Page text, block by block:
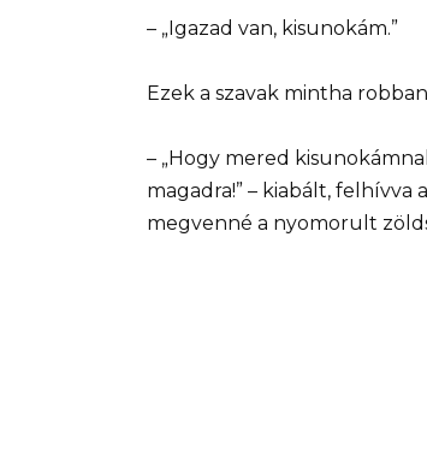
– „Igazad van, kisunokám.”
Ezek a szavak mintha
– „Hogy mered
magadra!” – kiabált,
megvenné a nyomorult